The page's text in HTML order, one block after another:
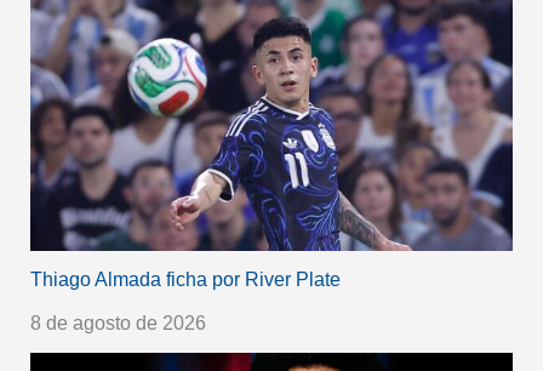
Thiago Almada ficha por River Plate
8 de agosto de 2026